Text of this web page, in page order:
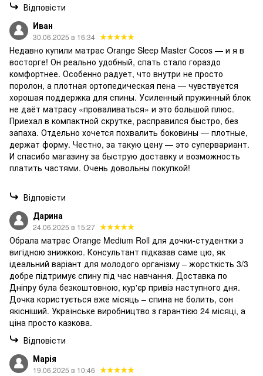
Відповісти
Иван
30.06.2025 в 16:34
Недавно купили матрас Orange Sleep Master Cocos — и я в
восторге! Он реально удобный, спать стало гораздо
комфортнее. Особенно радует, что внутри не просто
поролон, а плотная ортопедическая пена — чувствуется
хорошая поддержка для спины. Усиленный пружинный блок
не даёт матрасу «проваливаться» и это большой плюс.
Приехал в компактной скрутке, расправился быстро, без
запаха. Отдельно хочется похвалить боковины — плотные,
держат форму. Честно, за такую цену — это супервариант.
И спасибо магазину за быструю доставку и возможность
платить частями. Очень довольны покупкой!
Відповісти
Дарина
24.06.2025 в 15:27
Обрала матрас Orange Medium Roll для дочки-студентки з
вигідною знижкою. Консультант підказав саме цю, як
ідеальний варіант для молодого організму – жорсткість 3/3
добре підтримує спину під час навчання. Доставка по
Дніпру була безкоштовною, кур'єр привіз наступного дня.
Дочка користується вже місяць – спина не болить, сон
якісніший. Українське виробництво з гарантією 24 місяці, а
ціна просто казкова.
Відповісти
Марія
19.06.2025 в 10:46